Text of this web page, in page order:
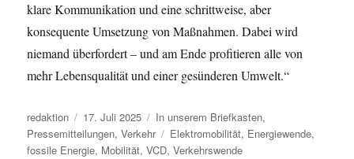
klare Kommunikation und eine schrittweise, aber
konsequente Umsetzung von Maßnahmen. Dabei wird
niemand überfordert – und am Ende profitieren alle von
mehr Lebensqualität und einer gesünderen Umwelt.“
Autor
redaktion
Veröffentlicht
am
17. Juli 2025 Kategorien
In unserem Briefkasten,
Pressemitteilungen,Verkehr Schlagwörter
Elektromobilität, Energiewende,
fossile Energie, Mobilität,VCD,Verkehrswende